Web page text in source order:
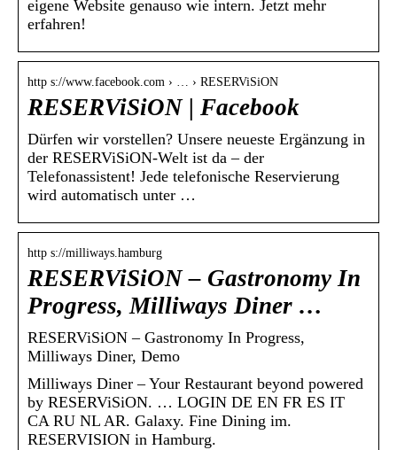
eigene Website genauso wie intern. Jetzt mehr
erfahren!
http s://www.facebook.com › … › RESERViSiON
RESERViSiON | Facebook
Dürfen wir vorstellen? Unsere neueste Ergänzung in
der RESERViSiON-Welt ist da – der
Telefonassistent! Jede telefonische Reservierung
wird automatisch unter …
http s://milliways.hamburg
RESERViSiON – Gastronomy In
Progress, Milliways Diner …
RESERViSiON – Gastronomy In Progress,
Milliways Diner, Demo
Milliways Diner – Your Restaurant beyond powered
by RESERViSiON. … LOGIN DE EN FR ES IT
CA RU NL AR. Galaxy. Fine Dining im.
RESERVISION in Hamburg.